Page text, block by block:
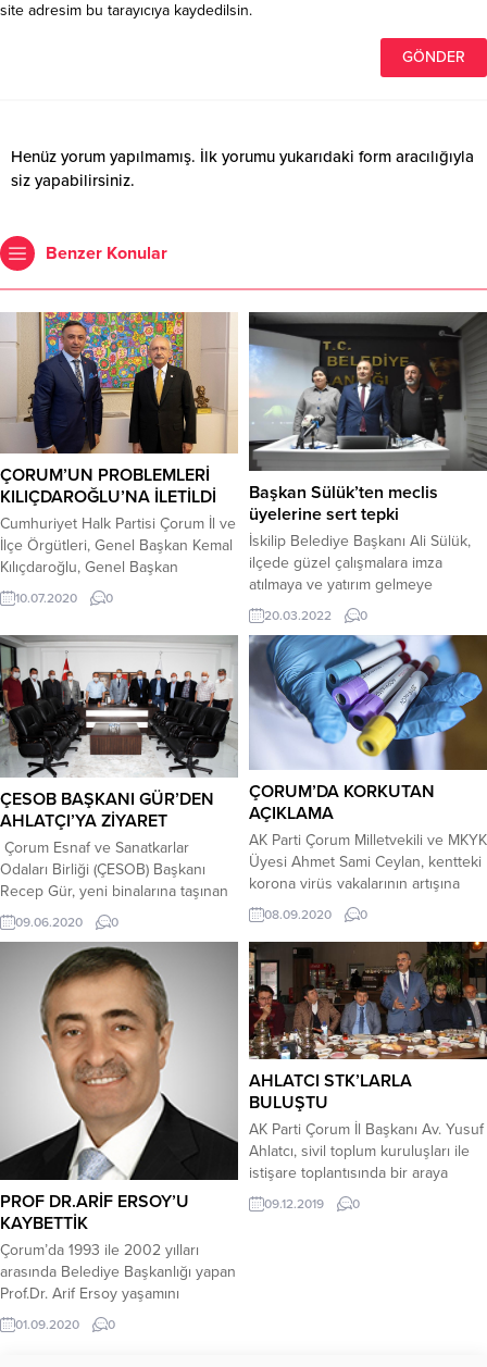
site adresim bu tarayıcıya kaydedilsin.
Henüz yorum yapılmamış. İlk yorumu yukarıdaki form aracılığıyla
siz yapabilirsiniz.
Benzer Konular
ÇORUM’UN PROBLEMLERİ
KILIÇDAROĞLU’NA İLETİLDİ
Cumhuriyet Halk Partisi Çorum İl ve
İlçe Örgütleri, Genel Başkan Kemal
Kılıçdaroğlu, Genel Başkan
Yardımcıları, bazı belediye
başkanları ve bürokratları ziyaret
etti. CHP İl Başkanı Mehmet
Tahtasız, Merkez İlçe Başkanı Ulaş
Tokgöz, İlçe Başkanları ve İl-İlçe
Yönetim Kurulu Üyeleri, Ankara
ziyareti düzenleyerek partinin üst
düzey yetkilileri ile görüştü. CHP
Çorum...
10.07.2020 0
Başkan Sülük’ten meclis
üyelerine sert tepki
İskilip Belediye Başkanı Ali Sülük,
ilçede güzel çalışmalara imza
atılmaya ve yatırım gelmeye
başladığı andan itibaren iftiraların
ayyuka çıkmaya başladığını
söyledi.Belediye Başkanı Ali Sülük,
düzenlediği basın toplantısıyla son
günlerde belediye ve şahsına
yönelik suçlamalara cevap verdi.
Meclis üyelerini sert sözlerle
eleştiren Başkan Sülük, belediye
bulunan meclis...
20.03.2022 0
ÇESOB BAŞKANI GÜR’DEN
AHLATÇI’YA ZİYARET
Çorum Esnaf ve Sanatkarlar
Odaları Birliği (ÇESOB) Başkanı
Recep Gür, yeni binalarına taşınan
AK Parti İl Başkanı Av. Yusuf
Ahlatcı’ya hayırlı olsun ziyaretinde
bulundu.Beraberinde Birlik
Yönetim Kurulu üyeleri ve esnaf
odası başkanlarıyla birlikte ziyaret
ettiği AK Parti İl Binası’nda İl
Başkanı Av. Yusuf Ahlatcı’yla bir
süre görüşen ÇESOB Başkanı
09.06.2020 0
ÇORUM’DA KORKUTAN
AÇIKLAMA
AK Parti Çorum Milletvekili ve MKYK
Üyesi Ahmet Sami Ceylan, kentteki
korona virüs vakalarının artışına
dikkat çekerek, “Kurallara uymadan
devam edersek maalesef Hitit
Üniversitesi Erol Olçok Eğitim ve
Araştırma Hastanesi bize
yetmeyecek. Çorum iyiye gitmiyor.
Türkiye’de en çok vakası olan ilk 3
il arasına girmek için adeta koşuyor.
Bu çok...
08.09.2020 0
PROF DR.ARİF ERSOY’U
KAYBETTİK
Çorum’da 1993 ile 2002 yılları
arasında Belediye Başkanlığı yapan
Prof.Dr. Arif Ersoy yaşamını
yitirdi.Ankara’da tedavi gördüğü
özel bir hastanede; kalp
01.09.2020 0
AHLATCI STK’LARLA
BULUŞTU
AK Parti Çorum İl Başkanı Av. Yusuf
Ahlatcı, sivil toplum kuruluşları ile
istişare toplantısında bir araya
geldi.09.12.2019 0